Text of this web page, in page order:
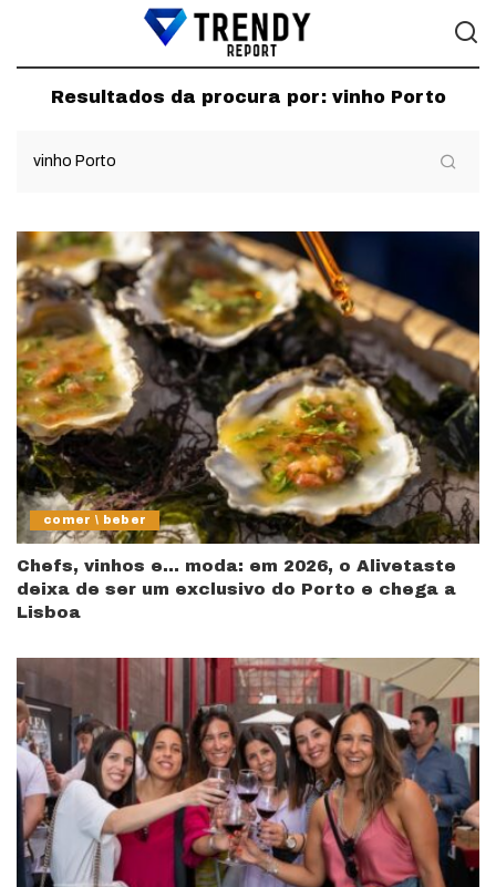
Resultados da procura por: vinho Porto
comer \ beber
Chefs, vinhos e… moda: em 2026, o Alivetaste
deixa de ser um exclusivo do Porto e chega a
Lisboa